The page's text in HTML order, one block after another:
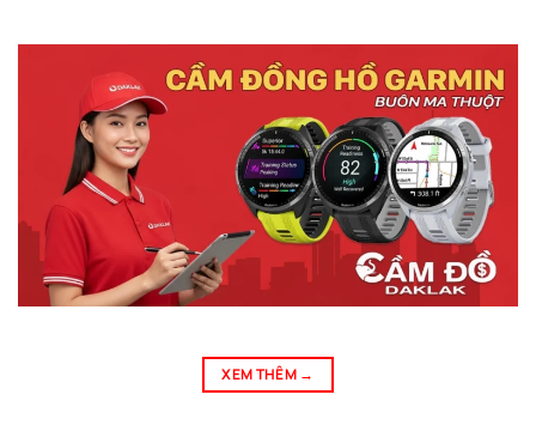
XEM THÊM →